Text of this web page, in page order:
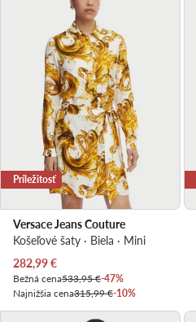
Príležitosť
Versace Jeans Couture
Košeľové šaty · Biela · Mini
Aktuálna cena
282,99€
Bežná cena533,95 €-47%
Najnižšia cena315,99 €-10%